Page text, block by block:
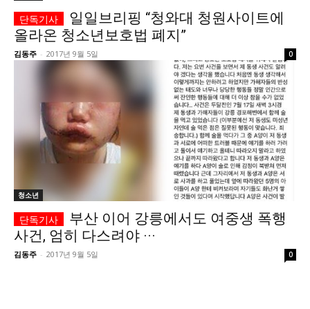
일일브리핑 “청와대 청원사이트에
올라온 청소년보호법 폐지”
김동주 - 2017년 9월 5일 0
청소년
부산 이어 강릉에서도 여중생 폭행
사건, 엄히 다스려야 ···
김동주 - 2017년 9월 5일 0